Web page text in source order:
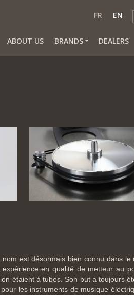
FR EN
ABOUT US BRANDS DEALERS
est désormais bien connu dans le
en qualité de metteur au
étaient à tubes. Son but a toujours
les instruments de musique